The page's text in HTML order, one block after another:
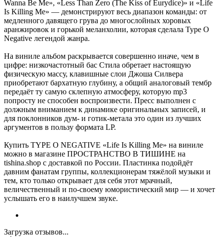
Wanna Be Me», «Less Than Zero (The Kiss of Eurydice)» и «Life
Is Killing Me» — демонстрируют весь диапазон команды: от
медленного давящего грува до многослойных хоровых
аранжировок и горькой меланхолии, которая сделала Type O
Negative легендой жанра.
На виниле альбом раскрывается совершенно иначе, чем в
цифре: низкочастотный бас Стила обретает настоящую
физическую массу, клавишные слои Джоша Силвера
приобретают бархатную глубину, а общий аналоговый тембр
передаёт ту самую склепную атмосферу, которую mp3
попросту не способен воспроизвести. Пресс выполнен с
должным вниманием к динамике оригинальных записей, и
для поклонников дум- и готик-метала это один из лучших
аргументов в пользу формата LP.
Купить TYPE O NEGATIVE «Life Is Killing Me» на виниле
можно в магазине ПРОСТРАНСТВО В ТИШИНЕ на
tishina.shop с доставкой по России. Пластинка подойдёт
давним фанатам группы, коллекционерам тяжёлой музыки и
тем, кто только открывает для себя этот мрачный,
величественный и по-своему юмористический мир — и хочет
услышать его в наилучшем звуке.
Загрузка отзывов...